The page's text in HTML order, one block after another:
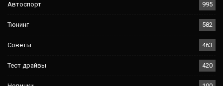
Автоспорт 995
Тюнинг 582
Советы 463
Тест драйвы 420